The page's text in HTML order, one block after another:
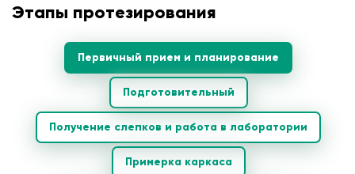
Этапы протезирования
Первичный прием и планирование
Подготовительный
Получение слепков и работа в лаборатории
Примерка каркаса